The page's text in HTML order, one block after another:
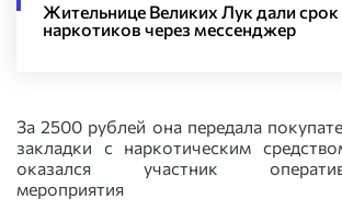
Жительнице Великих Лук дали срок
наркотиков через мессенджер
За 2500 рублей она передала
закладки с наркотическим
оказался участник
мероприятия